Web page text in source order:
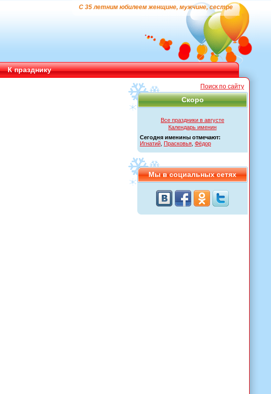
С 35 летним юбилеем женщине, мужчине, сестре
К празднику
Поиск по сайту
Скоро
Все праздники в августе
Календарь именин
Сегодня именины отмечают:
Игнатий Прасковья Фёдор
Мы в социальных сетях